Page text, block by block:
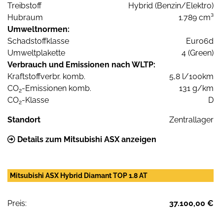
Treibstoff
Hybrid (Benzin/Elektro)
Hubraum
1.789 cm³
Umweltnormen:
Schadstoffklasse
Euro6d
Umweltplakette
4 (Green)
Verbrauch und Emissionen nach WLTP:
Kraftstoffverbr. komb.
5,8 l/100km
CO2-Emissionen komb.
131 g/km
CO2-Klasse D
Standort Zentrallager
Details zum Mitsubishi ASX anzeigen
Mitsubishi ASX Hybrid Diamant TOP 1.8 AT
Preis:
37.100,00 €